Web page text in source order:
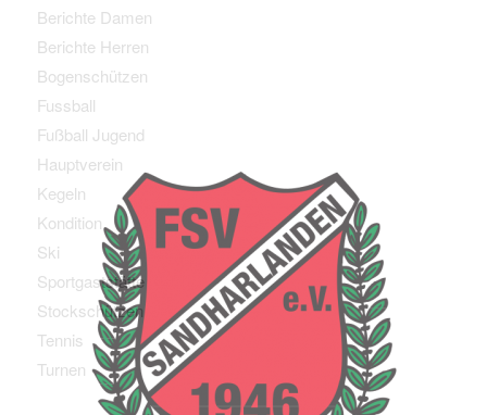
Berichte Damen
Berichte Herren
Bogenschützen
Fussball
Fußball Jugend
Hauptverein
Kegeln
Kondition
Ski
Sportgaststätte
Stockschützen
Tennis
Turnen